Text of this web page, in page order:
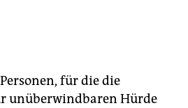
Bäder-Betriebe.
für die die
unüberwindbaren Hürde